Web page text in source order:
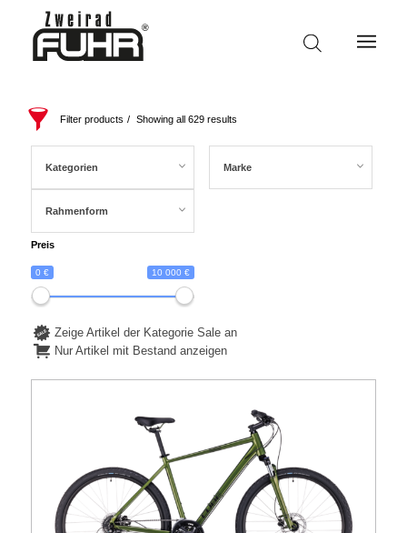
Filter products Showing all 629 results
Kategorien Marke
Rahmenform
Preis
0 € 10 000 €
Zeige Artikel der Kategorie Sale an
Nur Artikel mit Bestand anzeigen